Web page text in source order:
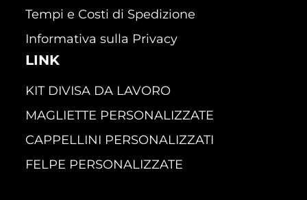
Tempi e Costi di Spedizione
Informativa sulla Privacy
LINK
KIT DIVISA DA LAVORO
MAGLIETTE PERSONALIZZATE
CAPPELLINI PERSONALIZZATI
FELPE PERSONALIZZATE